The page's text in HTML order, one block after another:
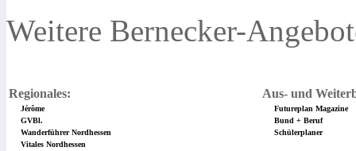
Weitere Bernecker-
Regionales: Aus- und
Jérôme
Futureplan Magazine
GVBl.
Bund + Beruf
Wanderführer Nordhessen
Schülerplaner
Vitales Nordhessen